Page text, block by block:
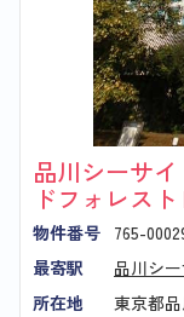
品川シーサ
ドフォレスト
物件番号 765-
最寄駅
品川シ
所在地
東京都